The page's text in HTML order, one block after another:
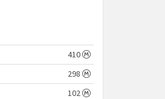
410
298
102